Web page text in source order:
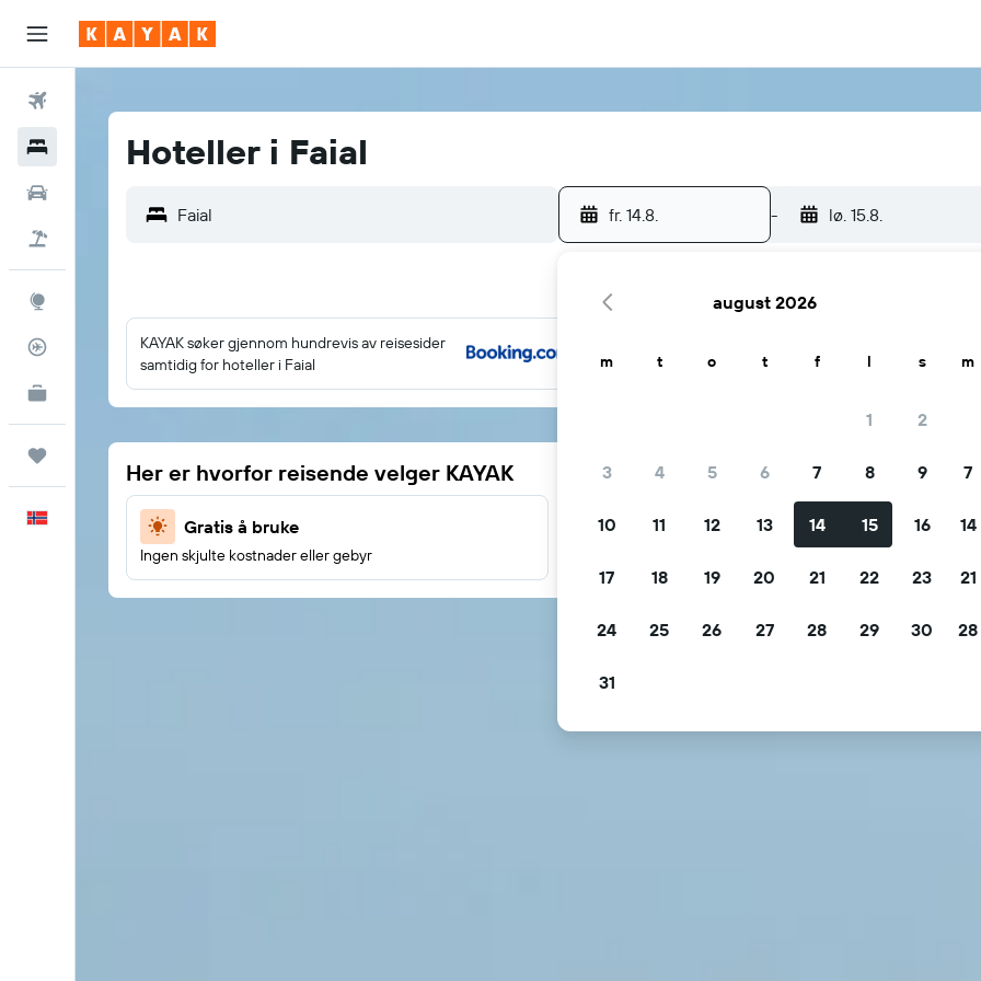
Hoteller
KAYAK for Business
Reiser
Hoteller i Faial
fr. 14.8. - lø. 15.8.
KAYAK søker gjennom hundrevis av reisesider
samtidig for hoteller i Faial
Her er hvorfor reisende velger KAYAK
Gratis å bruke
Ingen skjulte kostnader eller gebyr
Filtre tilbudene dine
august 2026
m t o t f l s
1 2
3 4 5 6 7 8 9
10 11 12 13 14 15 16
17 18 19 20 21 22 23
24 25 26 27 28 29 30
31
m
7
14
21
28